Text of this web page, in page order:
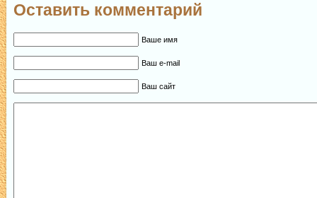
Оставить комментарий
Ваше имя
Ваш e-mail
Ваш сайт